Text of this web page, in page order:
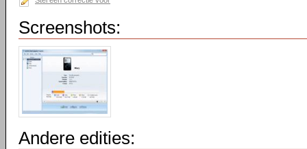
Screenshots:
Andere edities: